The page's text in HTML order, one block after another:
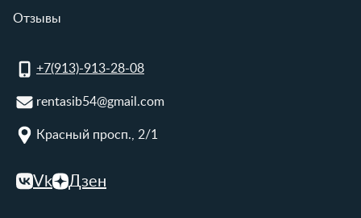
Отзывы
+7(913)-913-28-08
rentasib54@gmail.com
Красный просп., 2/1
Vk Дзен